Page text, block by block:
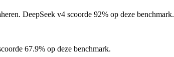
DeepSeek v4 scoorde 92% op deze benchmark.
67.9% op deze benchmark.